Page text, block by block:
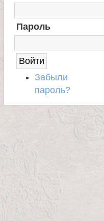
Д
С
Пароль
Забыли
пароль?